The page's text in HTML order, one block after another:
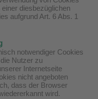
diesbezüglichen
aufgrund Art. 6 Abs. 1
notwendiger Cookies
Nutzer zu
Internetseite
nicht angeboten
dass der Browser
wird.